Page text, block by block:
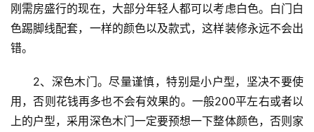
刚需房盛行的现在，大部分年轻人都可以考虑白色。白门白
色踢脚线配套，一样的颜色以及款式，这样装修永远不会出
错。
2、深色木门。尽量谨慎，特别是小户型，坚决不要使
用，否则花钱再多也不会有效果的。一般200平左右或者以
上的户型，采用深色木门一定要预想一下整体颜色，否则家